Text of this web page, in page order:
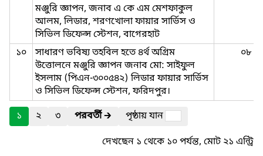
মঞ্জুরি জ্ঞাপন, জনাব এ কে এম মেশফাকুল
আলম, লিডার, শরণখোলা ফায়ার সার্ভিস ও
সিভিল ডিফেন্স স্টেশন, বাগেরহাট
১০
সাধারণ ভবিষ্য তহবিল হতে ৪র্থ অগ্রিম
উত্তোলনে মঞ্জুরি জ্ঞাপন জনাব মো: সাইফুল
ইসলাম (পিএন-৩০০৫৪২) লিডার ফায়ার সার্ভিস
ও সিভিল ডিফেন্স স্টেশন, ফরিদপুর।
০৮
১ ২ ৩ পরবর্তী🡲
পৃষ্ঠায় যান
দেখছেন ১ থেকে ১০ পর্যন্ত, মোট ২১ এন্ট্রি